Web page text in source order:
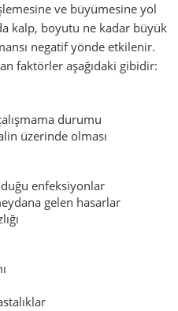
ve büyümesine yol
kalp, boyutu ne kadar büyük
negatif yönde etkilenir.
faktörler aşağıdaki gibidir:
durumu
üzerinde olması
enfeksiyonlar
gelen hasarlar